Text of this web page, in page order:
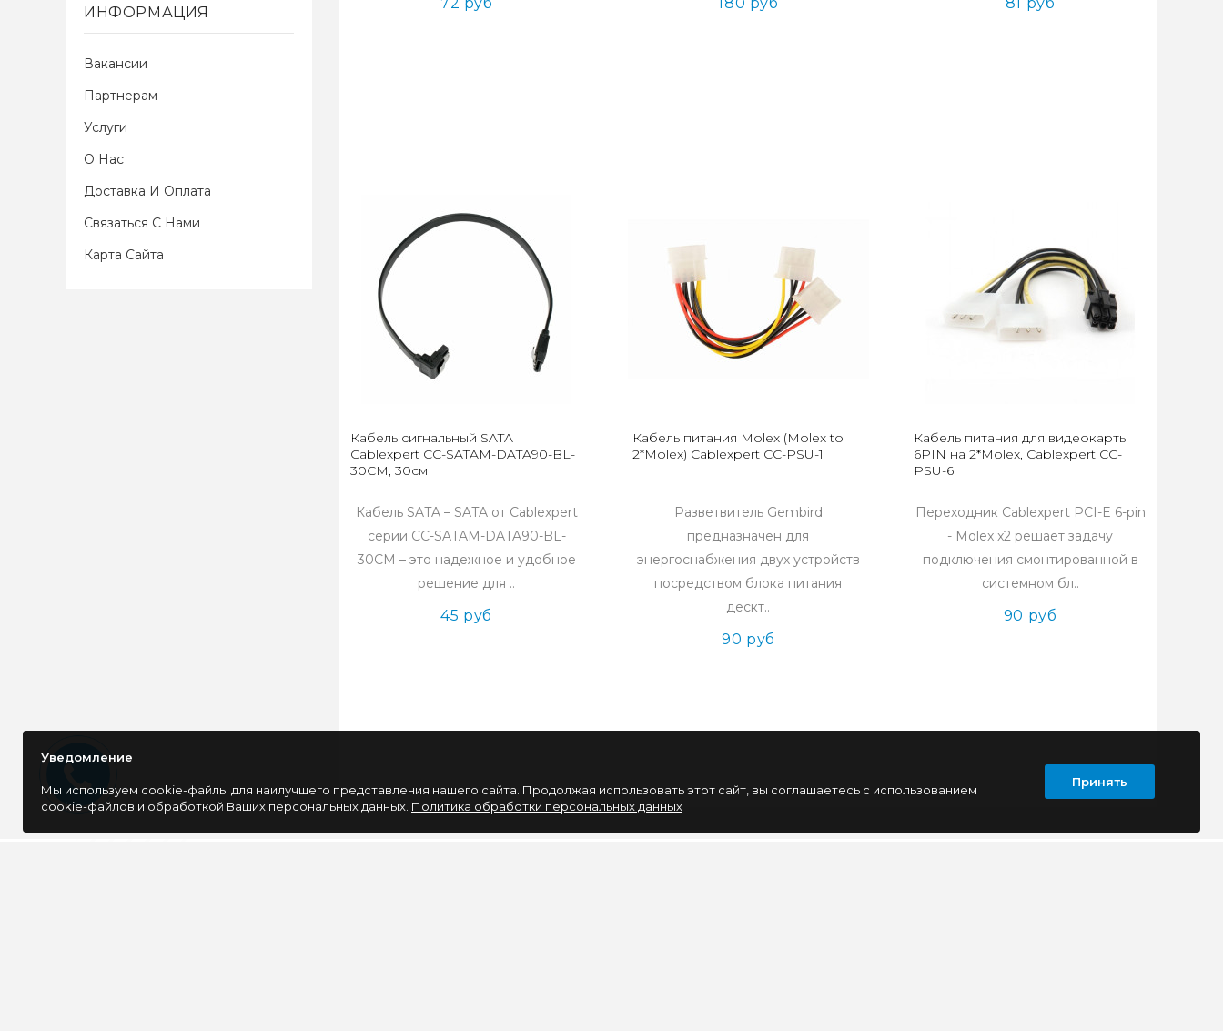
ИНФОРМАЦИЯ
Вакансии
Партнерам
Услуги
О Нас
Доставка И Оплата
Связаться С Нами
Карта Сайта
Кабель сигнальный SATA
Cablexpert CC-SATAM-DATA90-BL-
30CM, 30см
Кабель SATA – SATA от Cablexpert
серии CC-SATAM-DATA90-BL-
30CM – это надежное и удобное
решение для ..
45 руб
Кабель питания Molex (Molex to
2*Molex) Cablexpert CC-PSU-1
Разветвитель Gembird
предназначен для
энергоснабжения двух устройств
посредством блока питания
дескт..
90 руб
Кабель питания для видеокарты
6PIN на 2*Molex, Cablexpert CC-
PSU-6
Переходник Cablexpert PCI-E 6-pin
- Molex x2 решает задачу
подключения смонтированной в
системном бл..
90 руб
Уведомление
Мы используем cookie-файлы для наилучшего представления нашего сайта. Продолжая использовать этот сайт, вы соглашаетесь с использованием
cookie-файлов и обработкой Ваших персональных данных. Политика обработки персональных данных
Принять